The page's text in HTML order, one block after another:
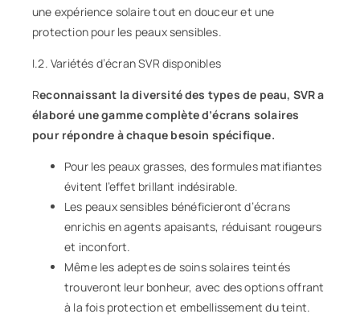
une expérience solaire tout en douceur et une
protection pour les peaux sensibles.
I.2. Variétés d’écran SVR disponibles
Reconnaissant la diversité des types de peau, SVR a
élaboré une gamme complète d’écrans solaires
pour répondre à chaque besoin spécifique.
Pour les peaux grasses, des formules matifiantes
évitent l’effet brillant indésirable.
Les peaux sensibles bénéficieront d’écrans
enrichis en agents apaisants, réduisant rougeurs
et inconfort.
Même les adeptes de soins solaires teintés
trouveront leur bonheur, avec des options offrant
à la fois protection et embellissement du teint.